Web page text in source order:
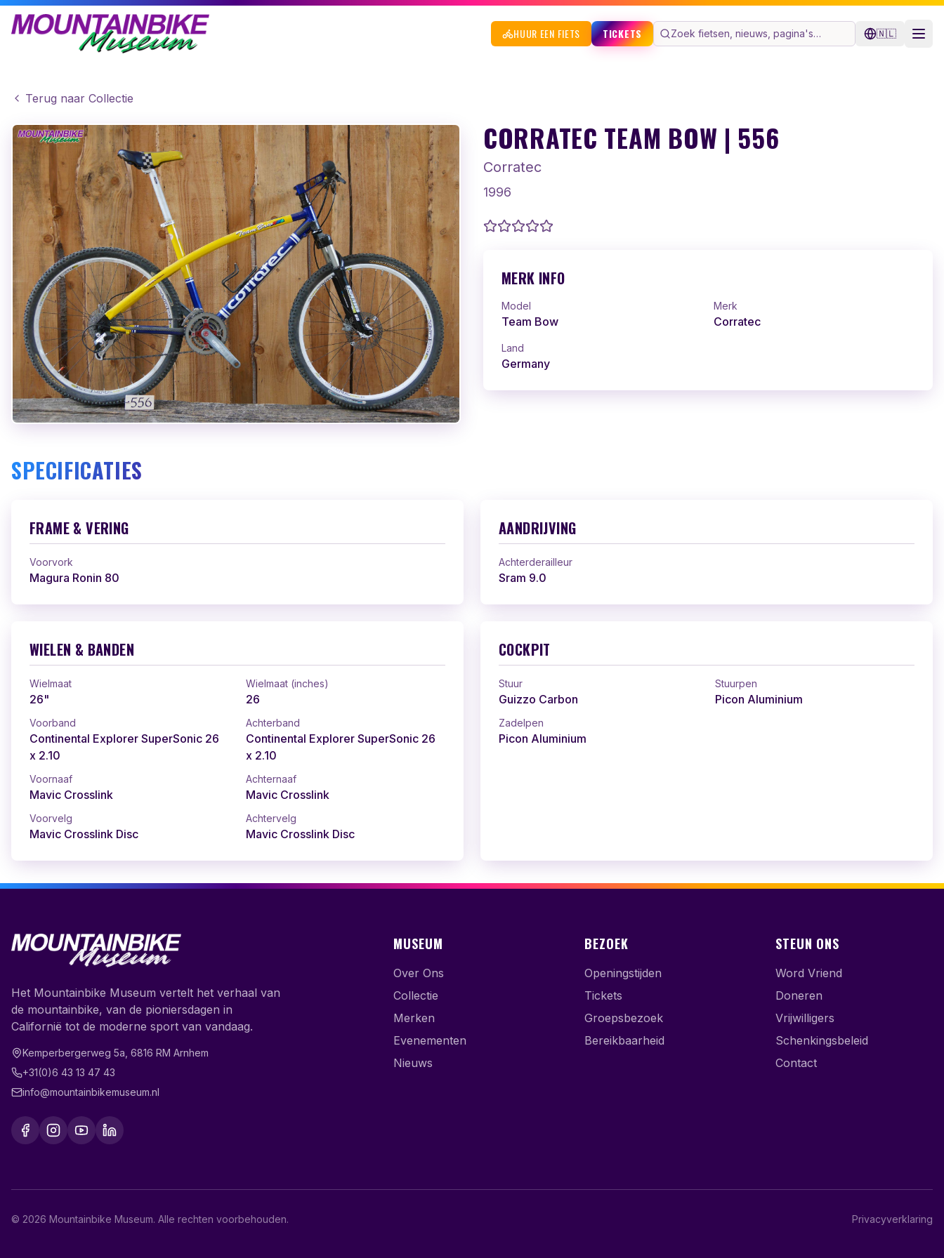
HUUR EEN FIETS TICKETS 🇳🇱
Terug naar Collectie
CORRATEC TEAM BOW | 556
Corratec
1996
MERK INFO
Model
Team Bow
Merk
Corratec
Land
Germany
SPECIFICATIES
FRAME & VERING
Voorvork
Magura Ronin 80
AANDRIJVING
Achterderailleur
Sram 9.0
WIELEN & BANDEN
Wielmaat
26"
Wielmaat (inches)
26
Voorband
Continental Explorer SuperSonic 26
x 2.10
Achterband
Continental Explorer SuperSonic 26
x 2.10
Voornaaf
Mavic Crosslink
Achternaaf
Mavic Crosslink
Voorvelg
Mavic Crosslink Disc
Achtervelg
Mavic Crosslink Disc
COCKPIT
Stuur
Guizzo Carbon
Stuurpen
Picon Aluminium
Zadelpen
Picon Aluminium
Het Mountainbike Museum vertelt het verhaal van
de mountainbike, van de pioniersdagen in
Californië tot de moderne sport van vandaag.
Kemperbergerweg 5a 6816 RM Arnhem
+31(0)6 43 13 47 43
info@mountainbikemuseum.nl
MUSEUM
Over Ons
Collectie
Merken
Evenementen
Nieuws
BEZOEK
Openingstijden
Tickets
Groepsbezoek
Bereikbaarheid
STEUN ONS
Word Vriend
Doneren
Vrijwilligers
Schenkingsbeleid
Contact
© 2026 Mountainbike Museum. Alle rechten voorbehouden. Privacyverklaring